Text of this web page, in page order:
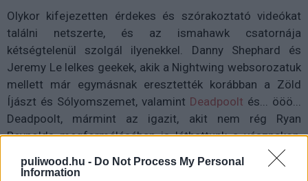
puliwood.hu - Do Not Process My Personal
Information
Olykor kifejezetten érdekes és szórakoztató videókat
találni netszerte, és az ismahawk csatornája
kétségtelenül szolgál ilyenekkel. Danny Shephard és
Jeremy Le lelkes geekek, akik a Nightwing websorozatuk
mellett már egymásnak eresztették korábban a Zöld
Íjászt és Sólyomszemet, valamint Deadpoolt és... ööö...
Deadpoolt, mármint az igazit, akit nem rég Ryan
Reynolds megformálásában is láthattunk a vásznakon,
és a 2009-es, X-Men: Kezdetek - Farkas bélit is, akit...
ööö... Ryan Reynolds játszott. Szintén. Legutóbbi